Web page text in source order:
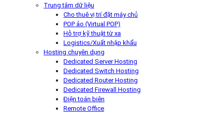
Trung tâm dữ liệu
Cho thuê vị trí đặt máy chủ
POP ảo (Virtual POP)
Hỗ trợ kỹ thuật từ xa
Logistics/Xuất nhập khẩu
Hosting chuyên dụng
Dedicated Server Hosting
Dedicated Switch Hosting
Dedicated Router Hosting
Dedicated Firewall Hosting
Điện toán biên
Remote Office